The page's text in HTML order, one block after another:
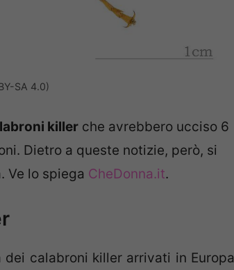
SA 4.0)
killer che avrebbero ucciso 6
Dietro a queste notizie, però, si
Ve lo spiega CheDonna.it.
calabroni killer arrivati in Europa